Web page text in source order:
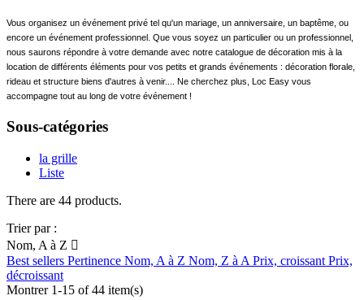
Vous organisez un événement privé tel qu'un mariage, un anniversaire, un baptême, ou
encore un événement professionnel. Que vous soyez un particulier ou un professionnel,
nous saurons répondre à votre demande avec notre catalogue de décoration mis à la
location de différents éléments pour vos petits et grands événements : décoration florale,
rideau et structure biens d'autres à venir.... Ne cherchez plus, Loc Easy vous
accompagne tout au long de votre événement !
Sous-catégories
la grille
Liste
There are 44 products.
Trier par :
Nom, A à Z 
Best sellers Pertinence Nom, A à Z Nom, Z à A Prix, croissant Prix,
décroissant
Montrer 1-15 of 44 item(s)